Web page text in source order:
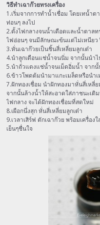
วิธีทำเฉาก๊วยทรงเครื่อง
1.เริ่มจากการทำน้ำเชื่อม โดยเทน้ำ
ท่อนๆ ลงไป
2.ตั้งไฟกลางจนน้ำเดือดและน้ำตาล
ไฟอ่อนๆ จนมีลักษณะข้นแต่ไม่เหนียว
3.หั่นเฉาก๊วยเป็นชิ้นสี่เหลี่ยมลูกเต๋า
4.นำลูกเดือนแช่น้ำจนนิ่ม จากนั้นนำ
5.นำถั่วแดงแช่น้ำจนเม็ดอิ่มน้ำ จาก
6.ข้าวโพดต้มนำมาแกะเมล็ดหรือนำ
7.ฝักทองเชื่อม นำฝักทองมาหั่นสี่เห
จากนั้นล้างน้ำให้สะอาดใส่ภาชนะเติ
ไฟกลาง จะได้ฝักทองเชื่อมที่สดใหม่
8.เผือกนึ่งสุก หั่นสี่เหลี่ยมลูกเต๋า
9.เวลาเสิร์ฟ ตักเฉาก๊วย พร้อมเครื่อ
เย็นๆชื่นใจ